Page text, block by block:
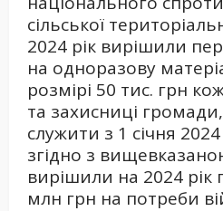
сільської
2024 рік вирішили
на одноразову
розмірі 50 тис. грн
та захисниці
служити з 1 січня
згідно з
вирішили на 2024 рік
млн грн на потреби